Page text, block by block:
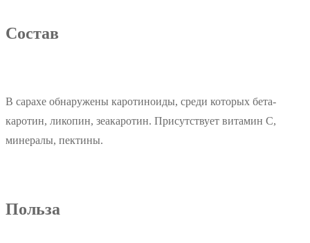
Состав
В сарахе обнаружены каротиноиды, среди которых бета-
каротин, ликопин, зеакаротин. Присутствует витамин С,
минералы, пектины.
Польза